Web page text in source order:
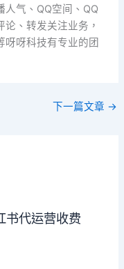
气、QQ空间、QQ
、转发关注业务，
呀呀科技有专业的团
下一篇文章 →
书代运营收费